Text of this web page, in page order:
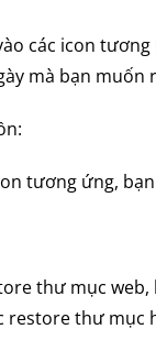
các icon
mà bạn muốn
tương ứng,
thư mục web,
restore thư mục